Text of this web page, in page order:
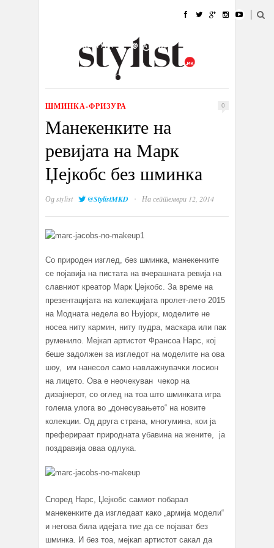
УБАВИНА
КУЛТУРА @РАБОТА
ИЗЛОГ
ШМИНКА-ФРИЗУРА 0
Манекенките на
ревијата на Марк
Џејкобс без шминка
Одstylist @StylistMKD · На септември 12, 2014
Со природен изглед, без шминка, манекенките
се појавија на пистата на вчерашната ревија на
славниот креатор Марк Џејкобс. За време на
презентацијата на колекцијата пролет-лето 2015
на Модната недела во Њујорк, моделите не
носеа ниту кармин, ниту пудра, маскара или пак
руменило. Мејкап артистот Франсоа Нарс, кој
беше задолжен за изгледот на моделите на ова
шоу, им нанесол само навлажнувачки лосион
на лицето. Ова е неочекуван чекор на
дизајнерот, со оглед на тоа што шминката игра
голема улога во „донесувањето“ на новите
колекции. Од друга страна, многумина, кои ја
преферираат природната убавина на жените, ја
поздравија оваа одлука.
Според Нарс, Џејкобс самиот побарал
манекенките да изгледаат како „армија модели“
и негова била идејата тие да се појават без
шминка. И без тоа, мејкап артистот сакал да